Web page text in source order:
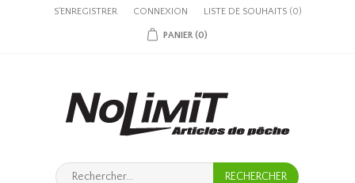
S'ENREGISTRER CONNEXION LISTE DE SOUHAITS (0)
PANIER (0)